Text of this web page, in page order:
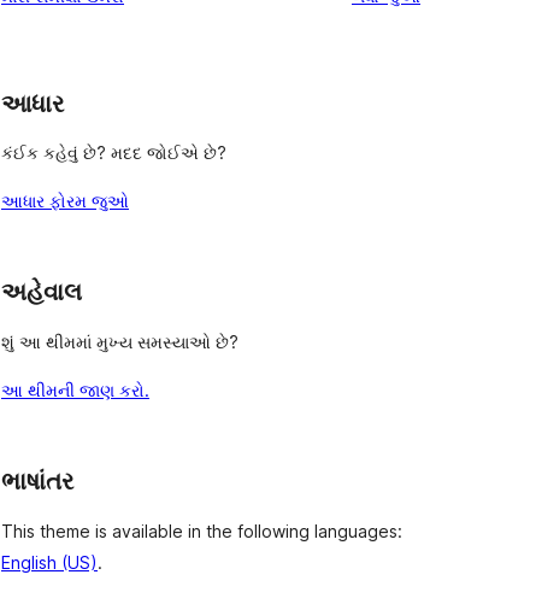
આધાર
કંઈક કહેવું છે? મદદ જોઈએ છે?
આધાર ફોરમ જુઓ
અહેવાલ
શું આ થીમમાં મુખ્ય સમસ્યાઓ છે?
આ થીમની જાણ કરો.
ભાષાંતર
This theme is available in the following languages:
English (US).